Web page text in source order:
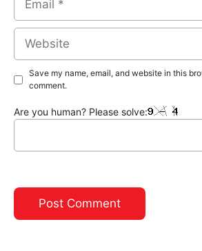
Website
Save my name, email, and website in this
comment.
Are you human? Please solve: